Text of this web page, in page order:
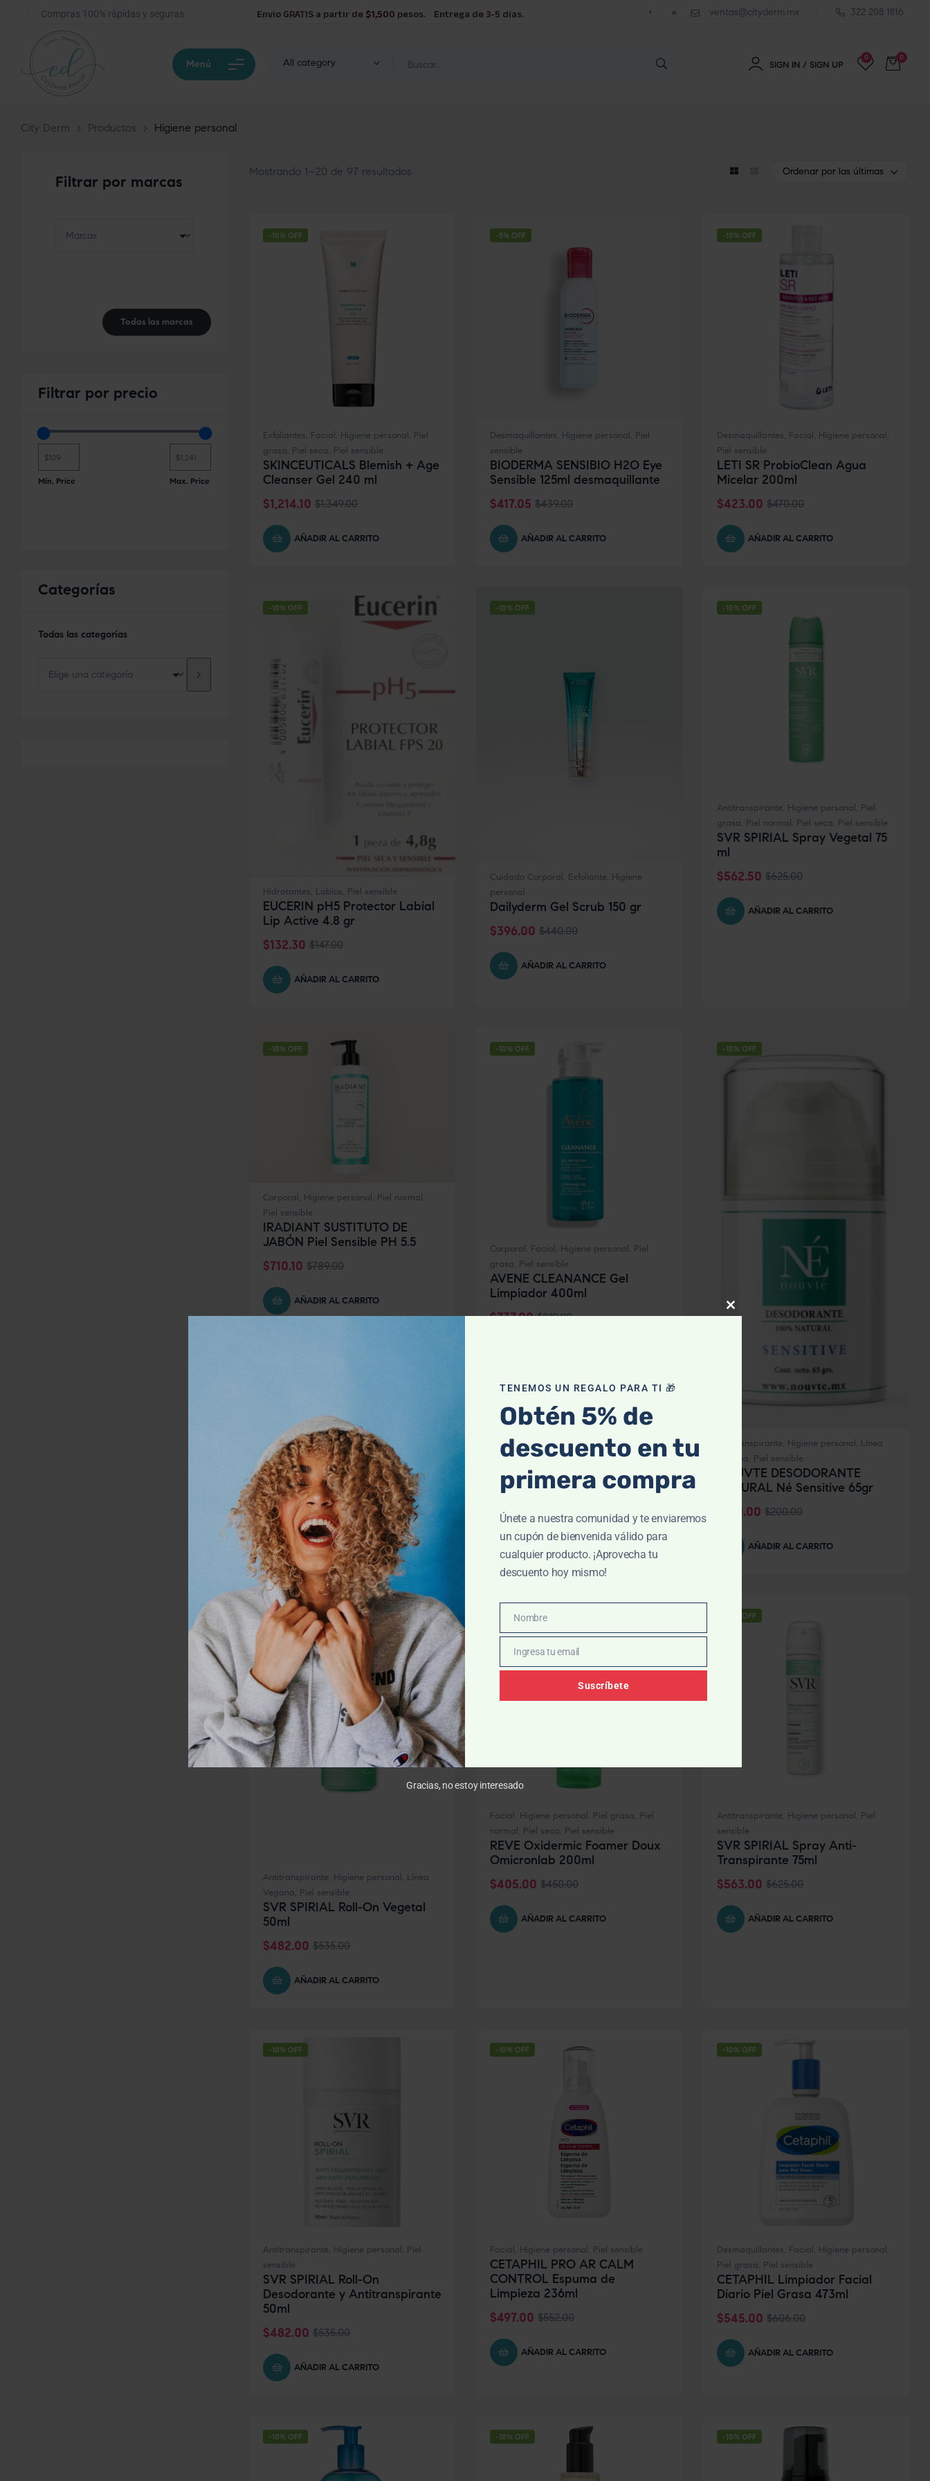
Compras 100% rápidas y seguras Envío GRATIS a partir de $1,500 pesos. Entrega de 3-5 días. ventas@cityderm.mx 322 208 1816
Menú All category 0
SIGN IN / SIGN UP
0
City Derm > Productos > Higiene personal
Mostrando 1–20 de 97 resultados Ordenar por las últimas
-10% OFF
Exfoliantes, Facial, Higiene personal, Piel
grasa, Piel seca, Piel sensible
SKINCEUTICALS Blemish + Age
Cleanser Gel 240 ml
$1,349.00
$1,214.10
AÑADIR AL CARRITO
-5% OFF
Desmaquillantes, Higiene personal, Piel
sensible
BIODERMA SENSIBIO H2O Eye
Sensible 125ml desmaquillante
$439.00
$417.05
AÑADIR AL CARRITO
-10% OFF
Desmaquillantes, Facial, Higiene personal,
Piel sensible
LETI SR ProbioClean Agua
Micelar 200ml
$470.00
$423.00
AÑADIR AL CARRITO
-10% OFF
Hidratantes, Labios, Piel sensible
EUCERIN pH5 Protector Labial
Lip Active 4.8 gr
$147.00
$132.30
AÑADIR AL CARRITO
-10% OFF
Cuidado Corporal , Exfoliante, Higiene
personal
Dailyderm Gel Scrub 150 gr
$440.00
$396.00
AÑADIR AL CARRITO
-10% OFF
Antitranspirante, Higiene personal, Piel
grasa, Piel normal, Piel seca, Piel sensible
SVR SPIRIAL Spray Vegetal 75
ml
$625.00
$562.50
AÑADIR AL CARRITO
-10% OFF
Corporal, Higiene personal, Piel normal,
Piel sensible
IRADIANT SUSTITUTO DE
JABÓN Piel Sensible PH 5.5
$789.00
$710.10
AÑADIR AL CARRITO
-10% OFF
Corporal, Facial, Higiene personal, Piel
grasa, Piel sensible
AVENE CLEANANCE Gel
Limpiador 400ml
$819.00
$737.00
-10% OFF
Antitranspirante, Higiene personal, Línea
Vegana, Piel sensible
NOUVTE DESODORANTE
NATURAL Né Sensitive 65gr
$200.00
180.00
AÑADIR AL CARRITO
-10% OFF
Antitranspirante, Higiene personal , Línea
Vegana, Piel sensible
SVR SPIRIAL Roll-On Vegetal
50ml
$535.00
$482.00
AÑADIR AL CARRITO
-10% OFF
Facial, Higiene personal, Piel grasa, Piel
normal, Piel seca, Piel sensible
REVE Oxidermic Foamer Doux
Omicronlab 200ml
$450.00
$405.00
AÑADIR AL CARRITO
-10% OFF
Antitranspirante, Higiene personal, Piel
sensible
SVR SPIRIAL Spray Anti-
Transpirante 75ml
$625.00
$563.00
AÑADIR AL CARRITO
-10% OFF
Antitranspirante, Higiene personal , Piel
sensible
SVR SPIRIAL Roll-On
Desodorante y Antitranspirante
50ml
$535.00
$482.00
AÑADIR AL CARRITO
-10% OFF
Facial , Higiene personal , Piel sensible
CETAPHIL PRO AR CALM
CONTROL Espuma de
Limpieza 236ml
$552.00
$497.00
AÑADIR AL CARRITO
-10% OFF
Desmaquillantes, Facial , Higiene personal ,
Piel grasa, Piel sensible
CETAPHIL Limpiador Facial
Diario Piel Grasa 473ml
$606.00
$545.00
AÑADIR AL CARRITO
-10% OFF -10% OFF -10% OFF
Filtrar por marcas
Todas las marcas
Filtrar por precio
Min. Price Max. Price
Categorías
Todas las categorías
Close
TENEMOS UN REGALO PARA TI 🎁
Obtén 5% de
descuento en tu
primera compra
Únete a nuestra comunidad y te enviaremos
un cupón de bienvenida válido para
cualquier producto. ¡Aprovecha tu
descuento hoy mismo!
Nombre
Nombre
Email
Ingresa tu email
Suscríbete
Gracias, no estoy interesado